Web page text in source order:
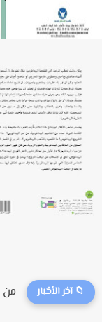
📁 آخر الأخبار من